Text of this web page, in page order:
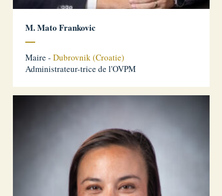
M. Mato Frankovic
Maire - Dubrovnik (Croatie)
Administrateur-trice de l'OVPM